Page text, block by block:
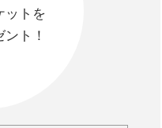
ットを
ト！